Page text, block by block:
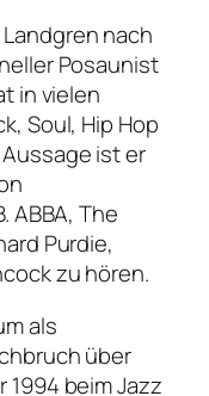
nach
Posaunist
in vielen
Soul, Hip Hop
ist er
ABBA, The
Purdie,
zu hören.
als
über
beim Jazz